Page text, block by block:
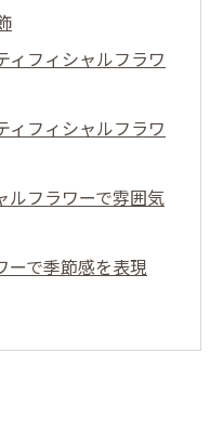
ィフィシャルフラワ
ィフィシャルフラワ
ルフラワーで雰囲気
ーで季節感を表現